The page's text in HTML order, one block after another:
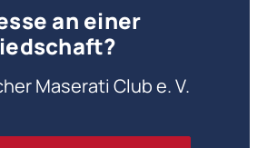
an einer
Maserati Club e. V.